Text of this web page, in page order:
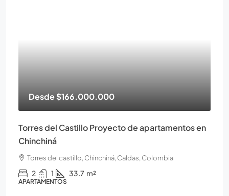
Desde$166.000.000
Torres del Castillo Proyecto de apartamentos en
Chinchiná
Torres del castillo, Chinchiná, Caldas, Colombia
2 1 33.7 m²
APARTAMENTOS